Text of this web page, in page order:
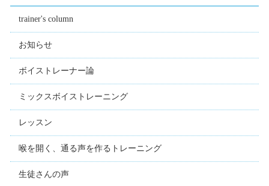
trainer's column
お知らせ
ボイストレーナー論
ミックスボイストレーニング
レッスン
喉を開く、通る声を作るトレーニング
生徒さんの声